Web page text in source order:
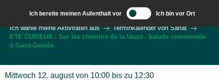
contenu
principal
Ich bereite meinen Aufenthalt vor Ich bin vor Ort
Ich wähle meine Aktivitäten aus
Terminkalender von Sarlat
ETE CURIEUX : Sur les chemins de la lauze - balade commentée
à Saint-Geniès
Mittwoch 12. august von 10:00 bis zu 12:30